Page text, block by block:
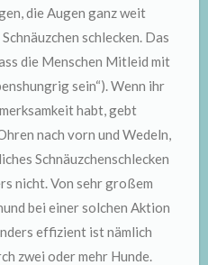
die Augen ganz weit
schlecken. Das
die Menschen Mitleid mit
sein“). Wenn ihr
habt, gebt
nach vorn und Wedeln,
Schnäuzchenschlecken
nicht. Von sehr großem
bei einer solchen Aktion
effizient ist nämlich
zwei oder mehr Hunde.